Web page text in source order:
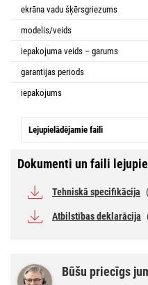
ekrāna vadu šķērsgriezums
modelis/veids
iepakojuma veids – garums
garantijas periods
iepakojums
Lejupielādējamie faili
Dokumenti un faili
Tehniskā specifikācija
Atbilstības deklarācija
Būšu priecīgs